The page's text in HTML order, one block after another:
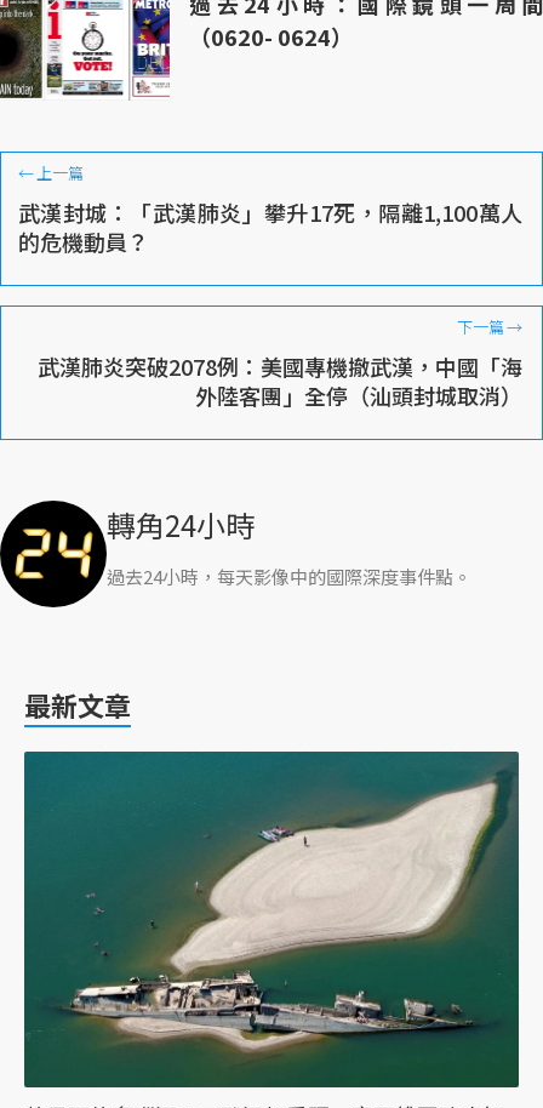
（0620- 0624）
←上一篇
武漢封城：「武漢肺炎」攀升17死，隔離1,100萬人
的危機動員？
下一篇→
武漢肺炎突破2078例：美國專機撤武漢，中國「海
外陸客團」全停（汕頭封城取消）
轉角24小時
過去24小時，每天影像中的國際深度事件點。
最新文章